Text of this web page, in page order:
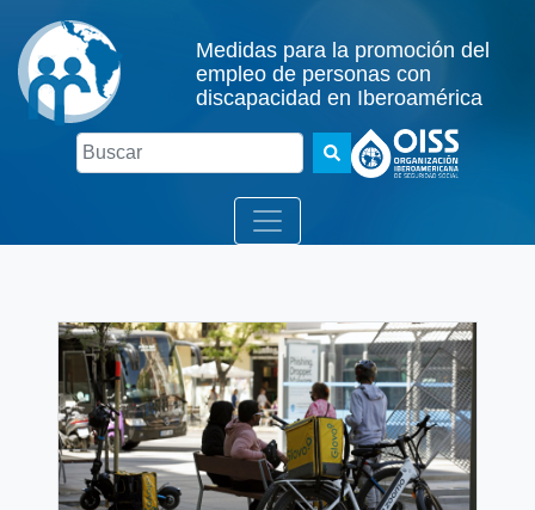
Medidas para la promoción del
empleo de personas con
discapacidad en Iberoamérica
Buscar